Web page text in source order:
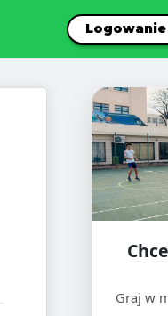
Graj w